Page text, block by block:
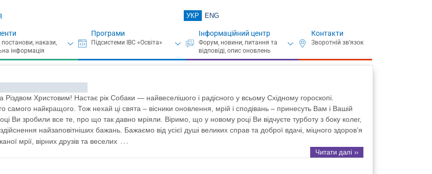
УКР ENG
Програми Інформаційний центр Контакти
Христовим! Настає рік Собаки — найвеселішого і радісного у всьому Східному гороскопі.
найкращого. Тож нехай ці свята – вісники оновлення, мрій і сподівань – принесуть Вам і Вашій
Ви зробили все те, про що так давно мріяли. Віримо, що у новому році Ви відчуєте турботу з боку колег,
найзаповітніших бажань. Бажаємо від усієї душі великих справ та доброї вдачі, міцного здоров’я
мрії, вірних друзів та веселих …
Читати далі ››